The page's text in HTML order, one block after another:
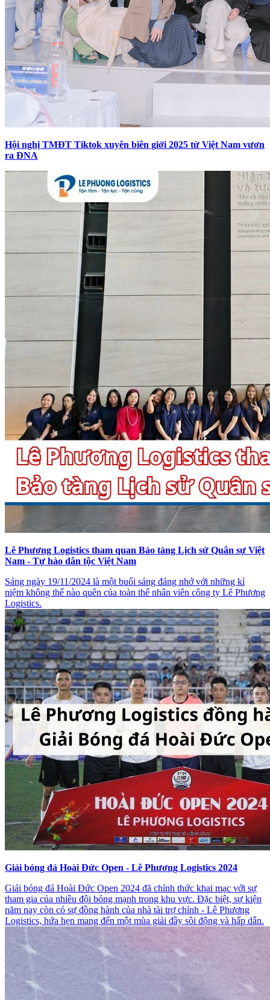
Hội nghị TMĐT Tiktok xuyên biên giới 2025 từ Việt Nam vươn
ra ĐNA
Lê Phương Logistics tham quan Bảo tàng Lịch sử Quân sự Việt
Nam - Tự hào dân tộc Việt Nam
Sáng ngày 19/11/2024 là một buổi sáng đáng nhớ với những kỉ
niệm không thể nào quên của toàn thể nhân viên công ty Lê Phương
Logistics.
Giải bóng đá Hoài Đức Open - Lê Phương Logistics 2024
Giải bóng đá Hoài Đức Open 2024 đã chính thức khai mạc với sự
tham gia của nhiều đội bóng mạnh trong khu vực. Đặc biệt, sự kiện
năm nay còn có sự đồng hành của nhà tài trợ chính - Lê Phương
Logistics, hứa hẹn mang đến một mùa giải đầy sôi động và hấp dẫn.